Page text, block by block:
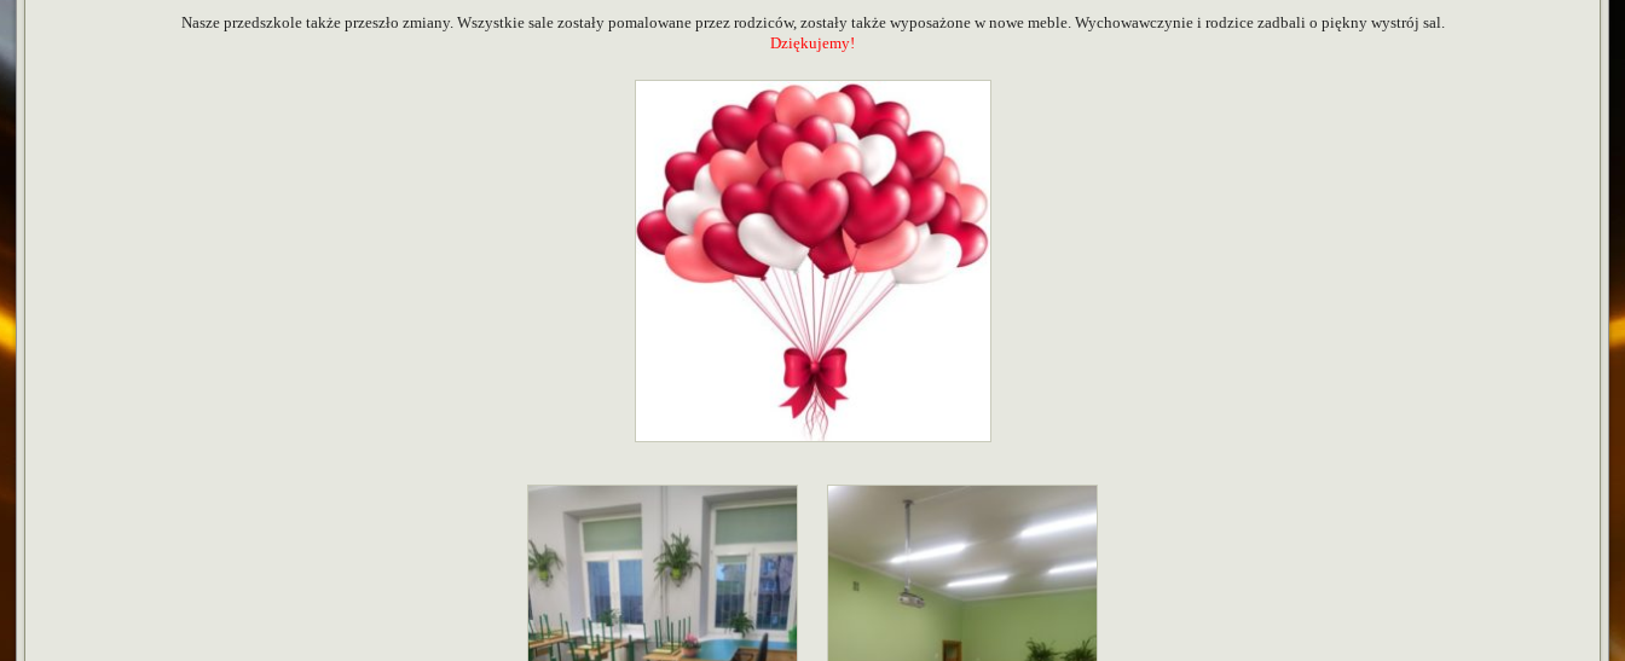
Nasze przedszkole także przeszło zmiany. Wszystkie sale zostały pomalowane przez rodziców, zostały także wyposażone w nowe meble. Wychowawczynie i rodzice zadbali o piękny wystrój sal.
Dziękujemy!